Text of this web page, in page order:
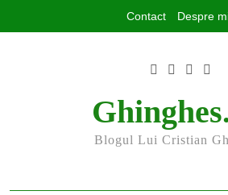
Contact Despre
Blogul Lui Cristian